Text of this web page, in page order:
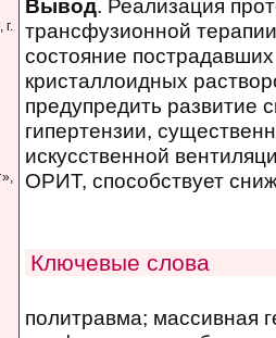
Вывод. Реализация
трансфузионной
состояние
кристаллоидных
предупредить развитие
гипертензии,
искусственной
ОРИТ, способствует
Ключевые слова
политравма; массивная